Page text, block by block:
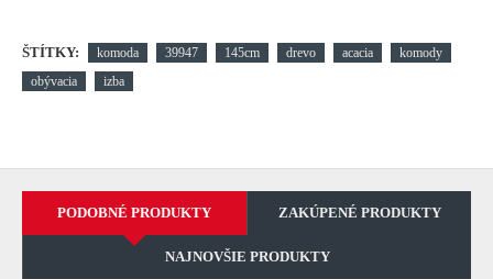
ŠTÍTKY: komoda 39947 145cm drevo acacia
komody
obývacia
izba
PODOBNÉ PRODUKTY ZAKÚPENÉ PRODUKTY
NAJNOVŠIE PRODUKTY